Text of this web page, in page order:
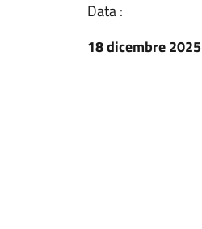
Data :
18 dicembre 2025